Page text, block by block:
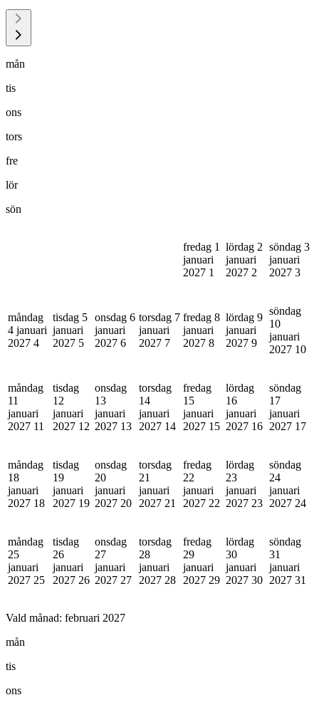
mån
tis
ons
tors
fre
lör
sön
fredag 1
januari
2027 1
lördag 2
januari
2027 2
söndag 3
januari
2027 3
måndag
4 januari
2027 4
tisdag 5
januari
2027 5
onsdag 6
januari
2027 6
torsdag 7
januari
2027 7
fredag 8
januari
2027 8
lördag 9
januari
2027 9
söndag
10
januari
2027 10
måndag
11
januari
2027 11
tisdag
12
januari
2027 12
onsdag
13
januari
2027 13
torsdag
14
januari
2027 14
fredag
15
januari
2027 15
lördag
16
januari
2027 16
söndag
17
januari
2027 17
måndag
18
januari
2027 18
tisdag
19
januari
2027 19
onsdag
20
januari
2027 20
torsdag
21
januari
2027 21
fredag
22
januari
2027 22
lördag
23
januari
2027 23
söndag
24
januari
2027 24
måndag
25
januari
2027 25
tisdag
26
januari
2027 26
onsdag
27
januari
2027 27
torsdag
28
januari
2027 28
fredag
29
januari
2027 29
lördag
30
januari
2027 30
söndag
31
januari
2027 31
Vald månad: februari 2027
mån
tis
ons